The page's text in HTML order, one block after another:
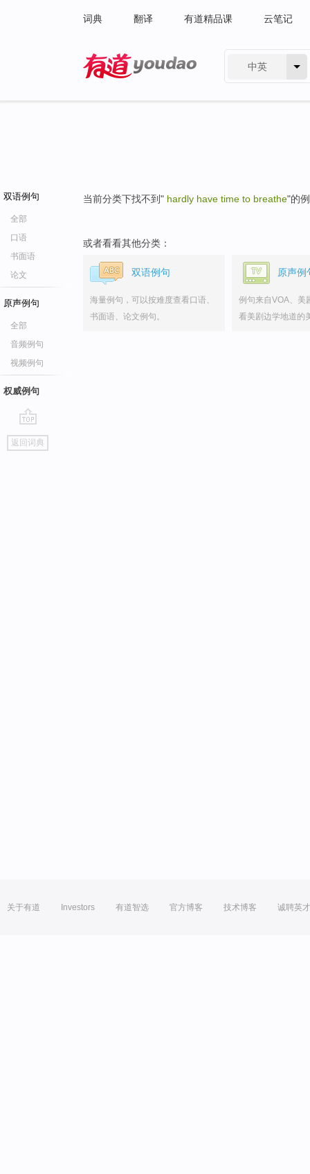
词典 翻译 有道精品课 云笔记
中英
双语例句
全部
口语
书面语
论文
原声例句
全部
音频例句
视频例句
权威例句
go
top
返回词典
当前分类下找不到" hardly have time to breathe"的
或者看看其他分类：
双语例句
海量例句，可以按难度查看口语、
书面语、论文例句。
原声例
例句来自VOA、美
看美剧边学地道的
关于有道 Investors 有道智选 官方博客 技术博客 诚聘英才